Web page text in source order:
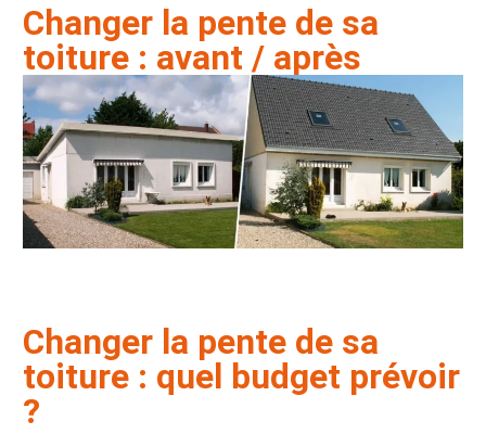
Changer la pente de sa
toiture : avant / après
Changer la pente de sa
toiture : quel budget prévoir
?